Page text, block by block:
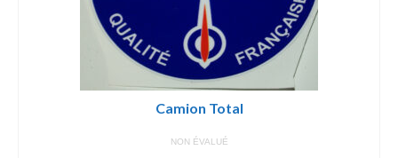
Camion Total
NON ÉVALUÉ